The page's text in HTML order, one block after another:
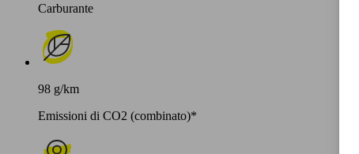
Carburante
98 g/km
Emissioni di CO2 (combinato)*